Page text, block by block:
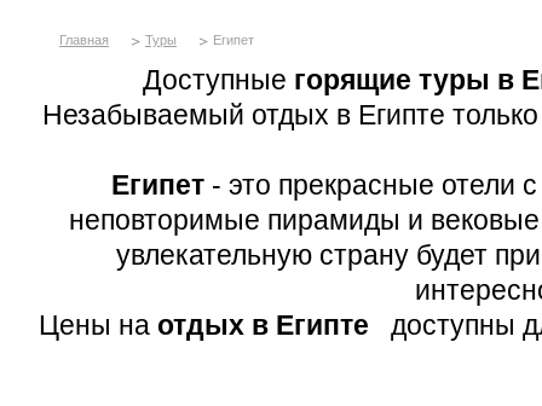
Главная Туры Египет
Доступные горящие туры в
Незабываемый отдых в Египте
Египет- это прекрасные отели
неповторимые пирамиды и
увлекательную страну будет
Цены наотдых в Египте доступны